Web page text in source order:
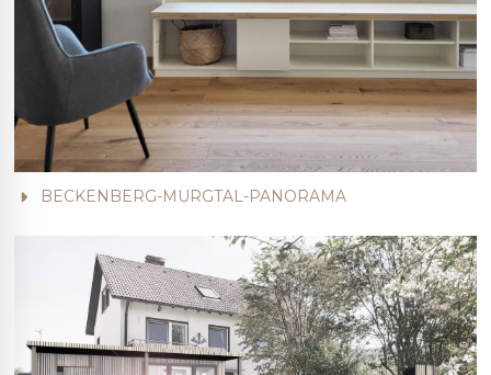
BECKENBERG-MURGTAL-PANORAMA